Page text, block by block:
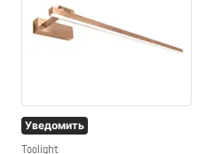
Уведомить
Toolight